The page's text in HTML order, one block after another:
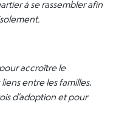
à se rassembler afin
accroître le
entre les familles,
d’adoption et pour